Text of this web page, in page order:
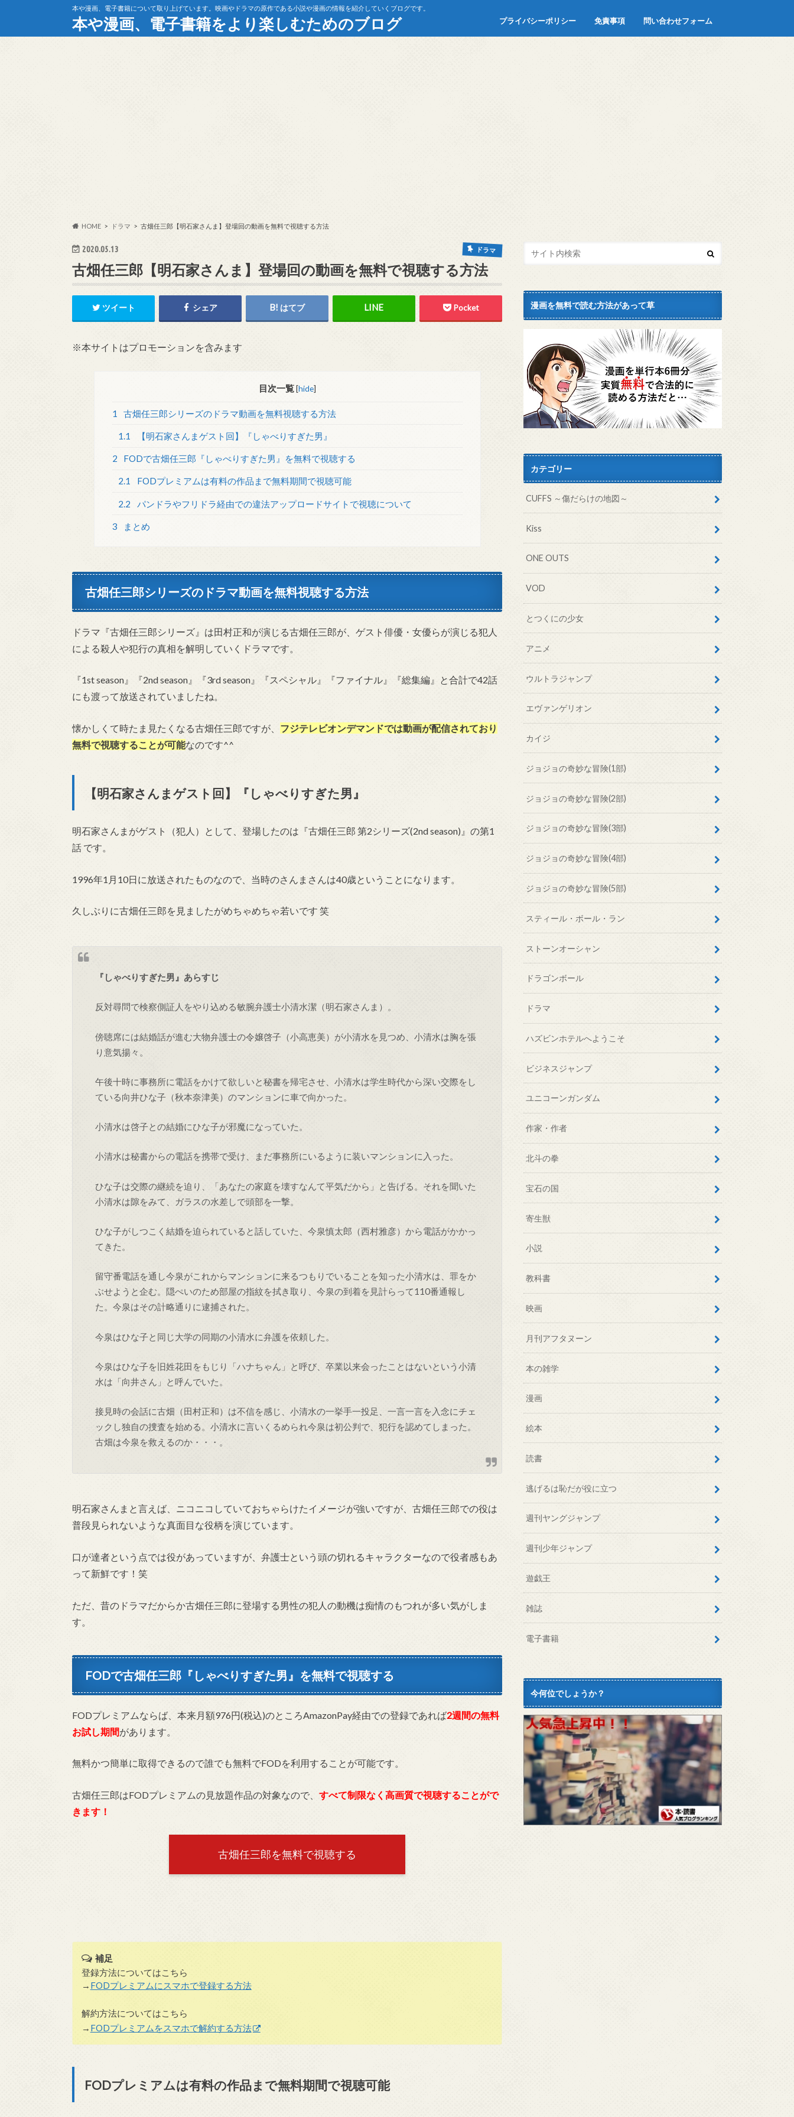
本や漫画、電子書籍について取り上げています。映画やドラマの原作である小説や漫画の情報を紹介していくブログです。
本や漫画、電子書籍をより楽しむためのブログ プライバシーポリシー 免責事項 問い合わせフォーム
HOME ドラマ 古畑任三郎【明石家さんま】登場回の動画を無料で視聴する方法
2020.05.13 ドラマ
古畑任三郎【明石家さんま】登場回の動画を無料で視聴する方法
ツイート シェア はてブ Pocket
※本サイトはプロモーションを含みます
目次一覧 [hide]
1 古畑任三郎シリーズのドラマ動画を無料視聴する方法
1.1 【明石家さんまゲスト回】『しゃべりすぎた男』
2 FODで古畑任三郎『しゃべりすぎた男』を無料で視聴する
2.1 FODプレミアムは有料の作品まで無料期間で視聴可能
2.2 パンドラやフリドラ経由での違法アップロードサイトで視聴について
3 まとめ
古畑任三郎シリーズのドラマ動画を無料視聴する方法
ドラマ『古畑任三郎シリーズ』は田村正和が演じる古畑任三郎が、ゲスト俳優・女優らが演じる犯人
による殺人や犯行の真相を解明していくドラマです。
『1st season』『2nd season』『3rd season』『スペシャル』『ファイナル』『総集編』と合計で42話
にも渡って放送されていましたね。
懐かしくて時たま見たくなる古畑任三郎ですが、 フジテレビオンデマンドでは動画が配信されており
無料で視聴することが可能なのです^^
【明石家さんまゲスト回】『しゃべりすぎた男』
明石家さんまがゲスト（犯人）として、登場したのは『古畑任三郎 第2シリーズ(2nd season)』の第1
話 です。
1996年1月10日に放送されたものなので、当時のさんまさんは40歳ということになります。
久しぶりに古畑任三郎を見ましたがめちゃめちゃ若いです 笑
『しゃべりすぎた男』あらすじ
反対尋問で検察側証人をやり込める敏腕弁護士小清水潔（明石家さんま）。
傍聴席には結婚話が進む大物弁護士の令嬢啓子（小高恵美）が小清水を見つめ、小清水は胸を張
り意気揚々。
午後十時に事務所に電話をかけて欲しいと秘書を帰宅させ、小清水は学生時代から深い交際をし
ている向井ひな子（秋本奈津美）のマンションに車で向かった。
小清水は啓子との結婚にひな子が邪魔になっていた。
小清水は秘書からの電話を携帯で受け、まだ事務所にいるように装いマンションに入った。
ひな子は交際の継続を迫り、「あなたの家庭を壊すなんて平気だから」と告げる。それを聞いた
小清水は隙をみて、ガラスの水差しで頭部を一撃。
ひな子がしつこく結婚を迫られていると話していた、今泉慎太郎（西村雅彦）から電話がかかっ
てきた。
留守番電話を通し今泉がこれからマンションに来るつもりでいることを知った小清水は、罪をか
ぶせようと企む。隠ぺいのため部屋の指紋を拭き取り、今泉の到着を見計らって110番通報し
た。今泉はその計略通りに逮捕された。
今泉はひな子と同じ大学の同期の小清水に弁護を依頼した。
今泉はひな子を旧姓花田をもじり「ハナちゃん」と呼び、卒業以来会ったことはないという小清
水は「向井さん」と呼んでいた。
接見時の会話に古畑（田村正和）は不信を感じ、小清水の一挙手一投足、一言一言を入念にチェ
ックし独自の捜査を始める。小清水に言いくるめられ今泉は初公判で、犯行を認めてしまった。
古畑は今泉を救えるのか・・・。
明石家さんまと言えば、ニコニコしていておちゃらけたイメージが強いですが、古畑任三郎での役は
普段見られないような真面目な役柄を演じています。
口が達者という点では役があっていますが、弁護士という頭の切れるキャラクターなので役者感もあ
って新鮮です！笑
ただ、昔のドラマだからか古畑任三郎に登場する男性の犯人の動機は痴情のもつれが多い気がしま
す。
FODで古畑任三郎『しゃべりすぎた男』を無料で視聴する
FODプレミアムならば、本来月額976円(税込)のところAmazonPay経由での登録であれば2週間の無料
お試し期間があります。
無料かつ簡単に取得できるので誰でも無料でFODを利用することが可能です。
古畑任三郎はFODプレミアムの見放題作品の対象なので、 すべて制限なく高画質で視聴することがで
きます！
古畑任三郎を無料で視聴する
補足
登録方法についてはこちら
→ FODプレミアムにスマホで登録する方法
解約方法についてはこちら
→ FODプレミアムをスマホで解約する方法
FODプレミアムは有料の作品まで無料期間で視聴可能
漫画を無料で読む方法があって草
カテゴリー
CUFFS ～傷だらけの地図～
Kiss
ONE OUTS
VOD
とつくにの少女
アニメ
ウルトラジャンプ
エヴァンゲリオン
カイジ
ジョジョの奇妙な冒険(1部)
ジョジョの奇妙な冒険(2部)
ジョジョの奇妙な冒険(3部)
ジョジョの奇妙な冒険(4部)
ジョジョの奇妙な冒険(5部)
スティール・ボール・ラン
ストーンオーシャン
ドラゴンボール
ドラマ
ハズビンホテルへようこそ
ビジネスジャンプ
ユニコーンガンダム
作家・作者
北斗の拳
宝石の国
寄生獣
小説
教科書
映画
月刊アフタヌーン
本の雑学
漫画
絵本
読書
逃げるは恥だが役に立つ
週刊ヤングジャンプ
週刊少年ジャンプ
遊戯王
雑誌
電子書籍
今何位でしょうか？